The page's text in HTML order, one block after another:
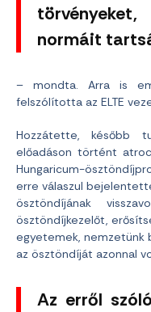
normáit
– mondta. Arra is
felszólította az ELTE
Hozzátette, később
előadáson történt
Hungaricum-
erre válaszul
ösztöndíjának
ösztöndíjkezelőt,
egyetemek, nemzetünk
az ösztöndíját azonnal
Az erről